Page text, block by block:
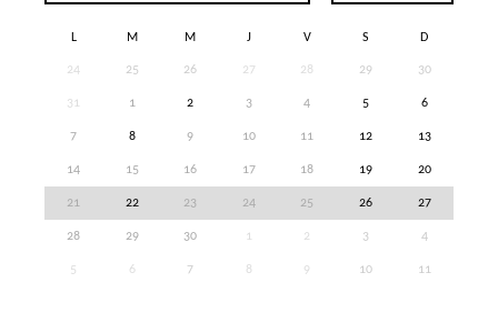
L M M J V S D
24 25 26 27 28 29 30
31 1 2 3 4 5 6
7 8 9 10 11 12 13
14 15 16 17 18 19 20
21 22 23 24 25 26 27
28 29 30 1 2 3 4
5 6 7 8 9 10 11